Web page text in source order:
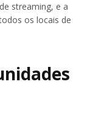
streaming, e a
os locais de